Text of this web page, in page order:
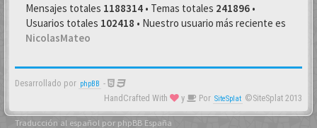
Mensajes totales 1188314 • Temas totales 241896 •
Usuarios totales 102418 • Nuestro usuario más reciente es
NicolasMateo
Desarrollado por phpBB -
HandCrafted With
y Por SiteSplat ©SiteSplat 2013
Traducción al español por phpBB España